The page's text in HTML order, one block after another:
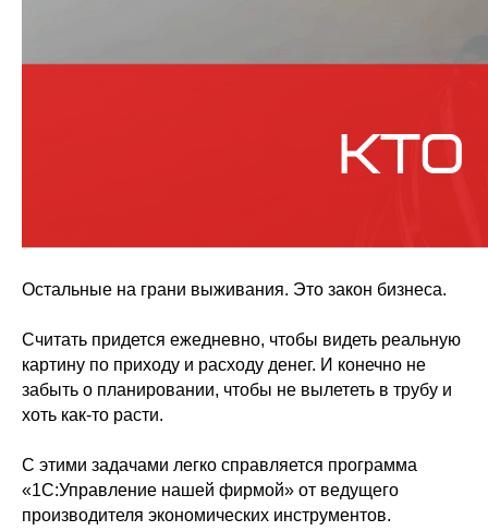
Остальные на грани выживания. Это закон бизнеса.
Считать придется ежедневно, чтобы видеть реальную
картину по приходу и расходу денег. И конечно не
забыть о планировании, чтобы не вылететь в трубу и
хоть как-то расти.
С этими задачами легко справляется программа
«1С:Управление нашей фирмой» от ведущего
производителя экономических инструментов.